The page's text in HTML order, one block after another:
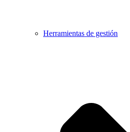
Herramientas de gestión